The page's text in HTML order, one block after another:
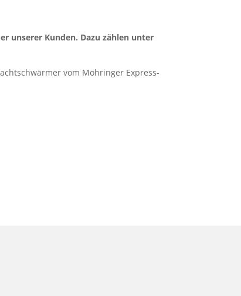
unserer Kunden. Dazu zählen unter
vom Möhringer Express-